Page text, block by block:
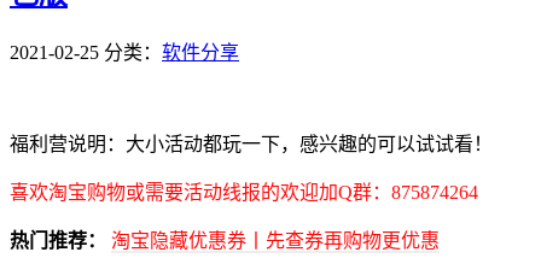
2021-02-25 分类： 软件分享
福利营说明：大小活动都玩一下，感兴趣的可以试试看！
喜欢淘宝购物或需要活动线报的欢迎加Q群：875874264
热门推荐： 淘宝隐藏优惠券丨先查券再购物更优惠